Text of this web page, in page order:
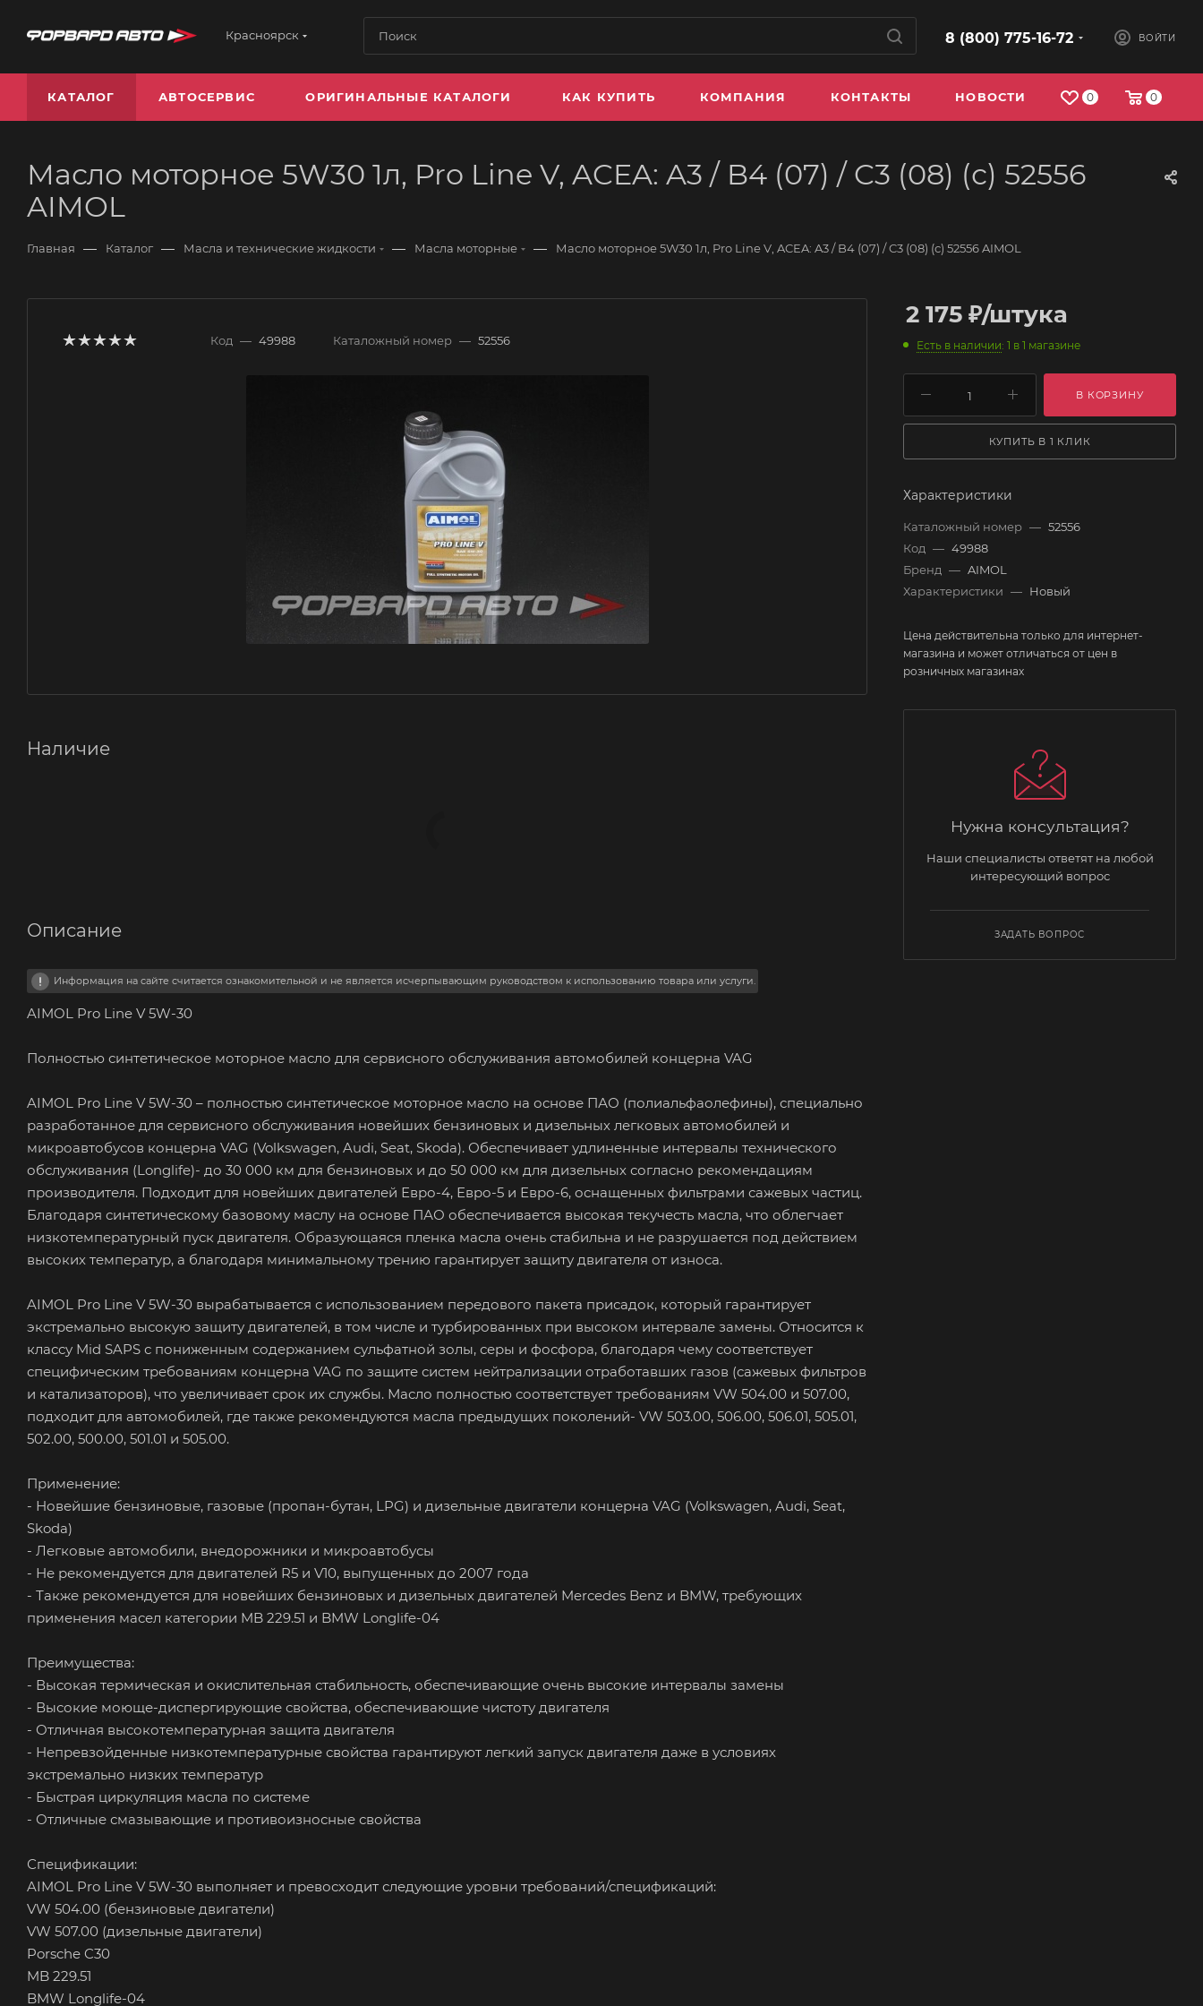
Красноярск 8 (800) 775-16-72 ВОЙТИ
0 0
КАТАЛОГ АВТОСЕРВИС ОРИГИНАЛЬНЫЕ КАТАЛОГИ КАК КУПИТЬ КОМПАНИЯ КОНТАКТЫ НОВОСТИ
Масло моторное 5W30 1л, Pro Line V, ACEA: A3 / B4 (07) / C3 (08) (с) 52556
AIMOL
Главная — Каталог — Масла и технические жидкости — Масла моторные — Масло моторное 5W30 1л, Pro Line V, ACEA: A3 / B4 (07) / C3 (08) (с) 52556 AIMOL
Код — 49988 Каталожный номер — 52556
Наличие
Описание
Информация на сайте считается ознакомительной и не является исчерпывающим руководством к использованию товара или услуги.
AIMOL Pro Line V 5W-30
Полностью синтетическое моторное масло для сервисного обслуживания автомобилей концерна VAG
AIMOL Pro Line V 5W-30 – полностью синтетическое моторное масло на основе ПАО (полиальфаолефины), специально
разработанное для сервисного обслуживания новейших бензиновых и дизельных легковых автомобилей и
микроавтобусов концерна VAG (Volkswagen, Audi, Seat, Skoda). Обеспечивает удлиненные интервалы технического
обслуживания (Longlife)- до 30 000 км для бензиновых и до 50 000 км для дизельных согласно рекомендациям
производителя. Подходит для новейших двигателей Евро-4, Евро-5 и Евро-6, оснащенных фильтрами сажевых частиц.
Благодаря синтетическому базовому маслу на основе ПАО обеспечивается высокая текучесть масла, что облегчает
низкотемпературный пуск двигателя. Образующаяся пленка масла очень стабильна и не разрушается под действием
высоких температур, а благодаря минимальному трению гарантирует защиту двигателя от износа.
AIMOL Pro Line V 5W-30 вырабатывается с использованием передового пакета присадок, который гарантирует
экстремально высокую защиту двигателей, в том числе и турбированных при высоком интервале замены. Относится к
классу Mid SAPS с пониженным содержанием сульфатной золы, серы и фосфора, благодаря чему соответствует
специфическим требованиям концерна VAG по защите систем нейтрализации отработавших газов (сажевых фильтров
и катализаторов), что увеличивает срок их службы. Масло полностью соответствует требованиям VW 504.00 и 507.00,
подходит для автомобилей, где также рекомендуются масла предыдущих поколений- VW 503.00, 506.00, 506.01, 505.01,
502.00, 500.00, 501.01 и 505.00.
Применение:
- Новейшие бензиновые, газовые (пропан-бутан, LPG) и дизельные двигатели концерна VAG (Volkswagen, Audi, Seat,
Skoda)
- Легковые автомобили, внедорожники и микроавтобусы
- Не рекомендуется для двигателей R5 и V10, выпущенных до 2007 года
- Также рекомендуется для новейших бензиновых и дизельных двигателей Mercedes Benz и BMW, требующих
применения масел категории MB 229.51 и BMW Longlife-04
Преимущества:
- Высокая термическая и окислительная стабильность, обеспечивающие очень высокие интервалы замены
- Высокие моюще-диспергирующие свойства, обеспечивающие чистоту двигателя
- Отличная высокотемпературная защита двигателя
- Непревзойденные низкотемпературные свойства гарантируют легкий запуск двигателя даже в условиях
экстремально низких температур
- Быстрая циркуляция масла по системе
- Отличные смазывающие и противоизносные свойства
Спецификации:
AIMOL Pro Line V 5W-30 выполняет и превосходит следующие уровни требований/спецификаций:
VW 504.00 (бензиновые двигатели)
VW 507.00 (дизельные двигатели)
Porsche C30
MB 229.51
BMW Longlife-04
2 175 ₽/штука
Есть в наличии: 1 в 1 магазине
В КОРЗИНУ
КУПИТЬ В 1 КЛИК
Характеристики
Каталожный номер — 52556
Код — 49988
Бренд — AIMOL
Характеристики — Новый
Цена действительна только для интернет-
магазина и может отличаться от цен в
розничных магазинах
Нужна консультация?
Наши специалисты ответят на любой
интересующий вопрос
ЗАДАТЬ ВОПРОС